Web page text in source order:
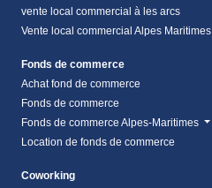
vente local commercial à les arcs
Vente local commercial Alpes Maritimes
Fonds de commerce
Achat fond de commerce
Fonds de commerce
Fonds de commerce Alpes-Maritimes
Location de fonds de commerce
Coworking